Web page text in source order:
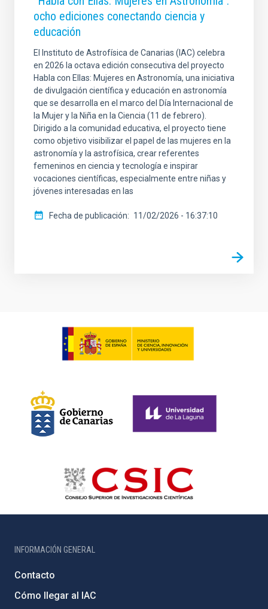
ocho ediciones conectando ciencia y
educación
El Instituto de Astrofísica de Canarias (IAC) celebra
en 2026 la octava edición consecutiva del proyecto
Habla con Ellas: Mujeres en Astronomía, una iniciativa
de divulgación científica y educación en astronomía
que se desarrolla en el marco del Día Internacional de
la Mujer y la Niña en la Ciencia (11 de febrero).
Dirigido a la comunidad educativa, el proyecto tiene
como objetivo visibilizar el papel de las mujeres en la
astronomía y la astrofísica, crear referentes
femeninos en ciencia y tecnología e inspirar
vocaciones científicas, especialmente entre niñas y
jóvenes interesadas en las
Fecha de publicación 11/02/2026 - 16:37:10
INFORMACIÓN GENERAL
Contacto
Cómo llegar al IAC